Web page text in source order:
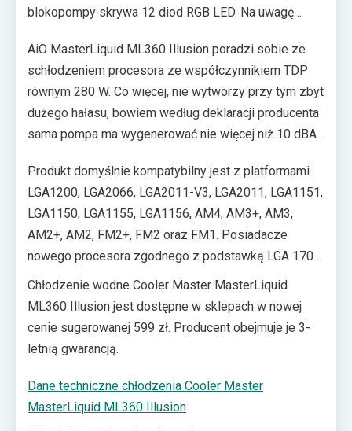
blokopompy skrywa 12 diod RGB LED. Na uwagę
MasterFan MF120 Halo schładzających radiator o
długości 360 mm. Każdy z nich wyposażony został
dodatkowo w 24 diody ARGB. Chłodzenie wyróżnia
się więc nie tylko ponadprzeciętną specyfikacją, ale
również efektownym wyglądem gwarantowanym
aplikacji MasterPlus+.
AiO MasterLiquid ML360 Illusion poradzi sobie ze
schłodzeniem procesora ze współczynnikiem TDP
równym 280 W. Co więcej, nie wytworzy przy tym zbyt
dużego hałasu, bowiem według deklaracji producenta
sama pompa ma wygenerować nie więcej niż 10 dBA,
bezpiecznie założyć, że nawet przy dużym
obciążeniu chłodzenie nie powinno zwracać na siebie
uwagę.
Produkt domyślnie kompatybilny jest z platformami
LGA1200, LGA2066, LGA2011-V3, LGA2011, LGA1151,
LGA1150, LGA1155, LGA1156, AM4, AM3+, AM3,
AM2+, AM2, FM2+, FM2 oraz FM1. Posiadacze
nowego procesora zgodnego z podstawką LGA 1700
także będą mogli bez obaw skorzystać z
omawianego chłodzenia – w zestawie powinien
znaleźć się pakiet odpowiednich akcesoriów
montażowych.
Chłodzenie wodne Cooler Master MasterLiquid
ML360 Illusion jest dostępne w sklepach w nowej
cenie sugerowanej 599 zł. Producent obejmuje je 3-
letnią gwarancją.
Dane techniczne chłodzenia Cooler Master
MasterLiquid ML360 Illusion